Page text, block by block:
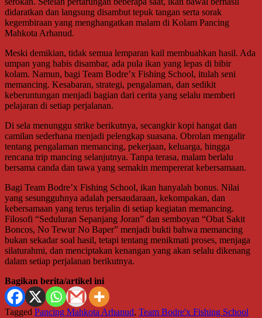
didaratkan dan langsung disambut tepuk tangan serta sorak
kegembiraan yang menghangatkan malam di Kolam Pancing
Mahkota Arhanud.
Meski demikian, tidak semua lemparan kail membuahkan hasil. Ada
umpan yang habis disambar, ada pula ikan yang lepas di bibir
kolam. Namun, bagi Team Bodre’x Fishing School, itulah seni
memancing. Kesabaran, strategi, pengalaman, dan sedikit
keberuntungan menjadi bagian dari cerita yang selalu memberi
pelajaran di setiap perjalanan.
Di sela menunggu strike berikutnya, secangkir kopi hangat dan
camilan sederhana menjadi pelengkap suasana. Obrolan mengalir
tentang pengalaman memancing, pekerjaan, keluarga, hingga
rencana trip mancing selanjutnya. Tanpa terasa, malam berlalu
bersama canda dan tawa yang semakin mempererat kebersamaan.
Bagi Team Bodre’x Fishing School, ikan hanyalah bonus. Nilai
yang sesungguhnya adalah persaudaraan, kekompakan, dan
kebersamaan yang terus terjalin di setiap kegiatan memancing.
Filosofi “Seduluran Sepanjang Joran” dan semboyan “Obat Sakit
Boncos, No Tewur No Baper” menjadi bukti bahwa memancing
bukan sekadar soal hasil, tetapi tentang menikmati proses, menjaga
silaturahmi, dan menciptakan kenangan yang akan selalu dikenang
dalam setiap perjalanan berikutnya.
Bagikan berita/artikel ini
Tagged Pancing Mahkota Arhanud, Team Bodre'x Fishing School